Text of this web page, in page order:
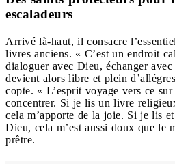
escaladeurs
Arrivé là-haut, il consacre
livres anciens. « C’est un endroit
dialoguer avec Dieu, échanger
devient alors libre et plein
copte. « L’esprit voyage vers ce
concentrer. Si je lis un livre
cela m’apporte de la joie. Si je lis
Dieu, cela m’est aussi doux que le
prêtre.